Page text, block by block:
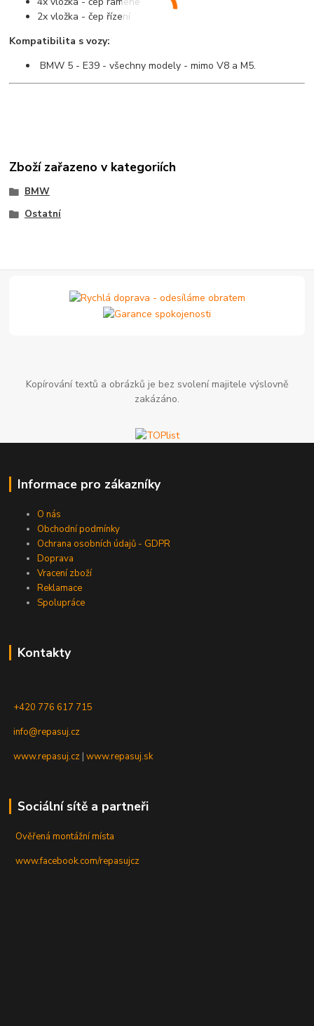
2x vložka - čep řízení
Kompatibilita s vozy:
BMW 5 - E39 - všechny modely - mimo V8 a M5.
Zboží zařazeno v kategoriích
BMW
Ostatní
Kopírování textů a obrázků je bez svolení majitele výslovně
zakázáno.
Informace pro zákazníky
O nás
Obchodní podmínky
Ochrana osobních údajů - GDPR
Doprava
Vracení zboží
Reklamace
Spolupráce
Kontakty
+420 776 617 715
info@repasuj.cz
www.repasuj.cz |www.repasuj.sk
Sociální sítě a partneři
Ověřená montážní místa
www.facebook.com/repasujcz